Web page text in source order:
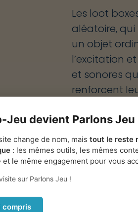
Les loot
aléatoire,
un objet
l’excitation
et sonores
renforcent
attrayante.
qui sont
Jeu devient Parlons Jeu
change de nom, mais tout le reste
: les mêmes outils, les mêmes
et le même engagement pour vous
sur Parlons Jeu !
compris